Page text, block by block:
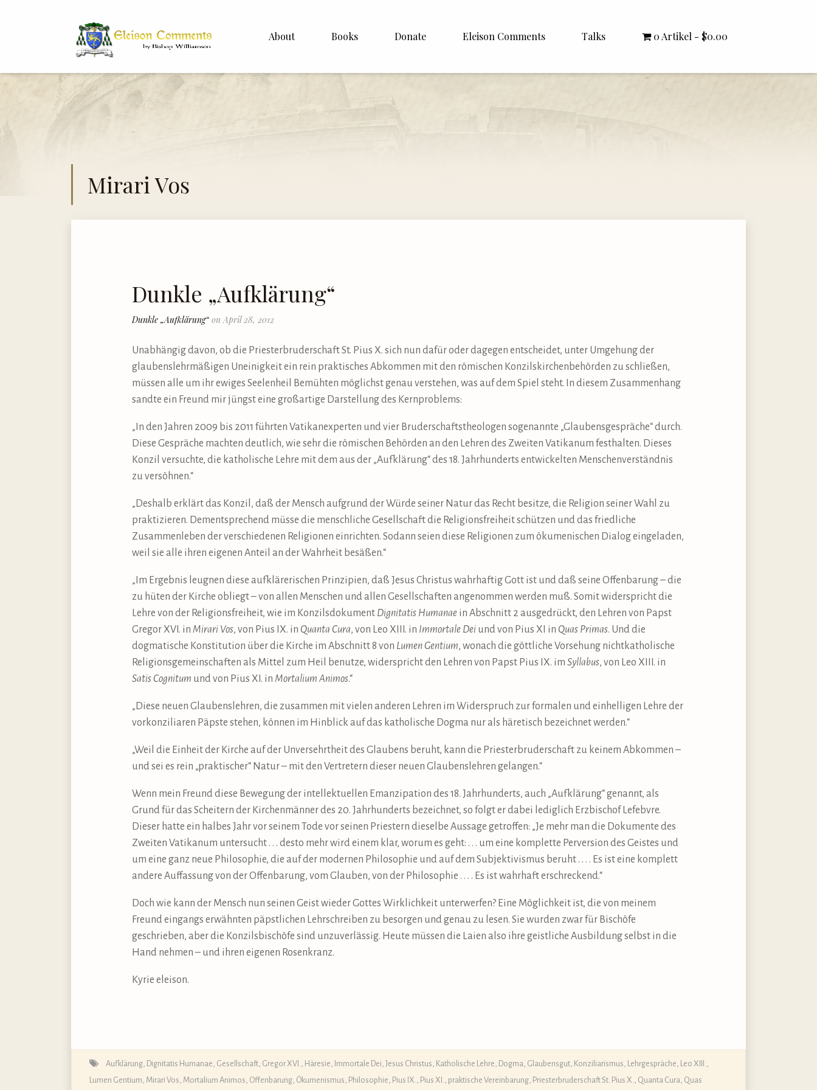
About
Bishop Williamson
Dr. White
Books Donate Eleison Comments
Italiano
Talks
Rector Letters
0 Artikel $0.00
Mirari Vos
Dunkle „Aufklärung“
Dunkle „Aufklärung“ on April 28, 2012
Unabhängig davon, ob die Priesterbruderschaft St. Pius X. sich nun dafür oder dagegen entscheidet, unter Umgehung der
glaubenslehrmäßigen Uneinigkeit ein rein praktisches Abkommen mit den römischen Konzilskirchenbehörden zu schließen,
müssen alle um ihr ewiges Seelenheil Bemühten möglichst genau verstehen, was auf dem Spiel steht. In diesem Zusammenhang
sandte ein Freund mir jüngst eine großartige Darstellung des Kernproblems:
„In den Jahren 2009 bis 2011 führten Vatikanexperten und vier Bruderschaftstheologen sogenannte „Glaubensgespräche“ durch.
Diese Gespräche machten deutlich, wie sehr die römischen Behörden an den Lehren des Zweiten Vatikanum festhalten. Dieses
Konzil versuchte, die katholische Lehre mit dem aus der „Aufklärung“ des 18. Jahrhunderts entwickelten Menschenverständnis
zu versöhnen.“
„Deshalb erklärt das Konzil, daß der Mensch aufgrund der Würde seiner Natur das Recht besitze, die Religion seiner Wahl zu
praktizieren. Dementsprechend müsse die menschliche Gesellschaft die Religionsfreiheit schützen und das friedliche
Zusammenleben der verschiedenen Religionen einrichten. Sodann seien diese Religionen zum ökumenischen Dialog eingeladen,
weil sie alle ihren eigenen Anteil an der Wahrheit besäßen.“
„Im Ergebnis leugnen diese aufklärerischen Prinzipien, daß Jesus Christus wahrhaftig Gott ist und daß seine Offenbarung – die
zu hüten der Kirche obliegt – von allen Menschen und allen Gesellschaften angenommen werden muß. Somit widerspricht die
Lehre von der Religionsfreiheit, wie im Konzilsdokument Dignitatis Humanae in Abschnitt 2 ausgedrückt, den Lehren von Papst
Gregor XVI. in Mirari Vos, von Pius IX. in Quanta Cura, von Leo XIII. in Immortale Dei und von Pius XI in Quas Primas. Und die
dogmatische Konstitution über die Kirche im Abschnitt 8 von Lumen Gentium, wonach die göttliche Vorsehung nichtkatholische
Religionsgemeinschaften als Mittel zum Heil benutze, widerspricht den Lehren von Papst Pius IX. im Syllabus, von Leo XIII. in
Satis Cognitum und von Pius XI. in Mortalium Animos.“
„Diese neuen Glaubenslehren, die zusammen mit vielen anderen Lehren im Widerspruch zur formalen und einhelligen Lehre der
vorkonziliaren Päpste stehen, können im Hinblick auf das katholische Dogma nur als häretisch bezeichnet werden.“
„Weil die Einheit der Kirche auf der Unversehrtheit des Glaubens beruht, kann die Priesterbruderschaft zu keinem Abkommen –
und sei es rein „praktischer“ Natur – mit den Vertretern dieser neuen Glaubenslehren gelangen.“
Wenn mein Freund diese Bewegung der intellektuellen Emanzipation des 18. Jahrhunderts, auch „Aufklärung“ genannt, als
Grund für das Scheitern der Kirchenmänner des 20. Jahrhunderts bezeichnet, so folgt er dabei lediglich Erzbischof Lefebvre.
Dieser hatte ein halbes Jahr vor seinem Tode vor seinen Priestern dieselbe Aussage getroffen: „Je mehr man die Dokumente des
Zweiten Vatikanum untersucht . . . desto mehr wird einem klar, worum es geht: . . . um eine komplette Perversion des Geistes und
um eine ganz neue Philosophie, die auf der modernen Philosophie und auf dem Subjektivismus beruht . . . . Es ist eine komplett
andere Auffassung von der Offenbarung, vom Glauben, von der Philosophie . . . . Es ist wahrhaft erschreckend.“
Doch wie kann der Mensch nun seinen Geist wieder Gottes Wirklichkeit unterwerfen? Eine Möglichkeit ist, die von meinem
Freund eingangs erwähnten päpstlichen Lehrschreiben zu besorgen und genau zu lesen. Sie wurden zwar für Bischöfe
geschrieben, aber die Konzilsbischöfe sind unzuverlässig. Heute müssen die Laien also ihre geistliche Ausbildung selbst in die
Hand nehmen – und ihren eigenen Rosenkranz.
Kyrie eleison.
Aufklärung Dignitatis Humanae Gesellschaft Gregor XVI. Häresie Immortale Dei Jesus Christus Katholische Lehre, Dogma, Glaubensgut Konziliarismus Lehrgespräche Leo XIII.
Lumen Gentium Mirari Vos Mortalium Animos Offenbarung Ökumenismus Philosophie Pius IX. Pius XI. praktische Vereinbarung Priesterbruderschaft St. Pius X. Quanta Cura Quas